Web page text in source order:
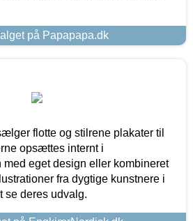
på Papapapa.dk
flotte og stilrene plakater til
opsættes internt i
med eget design eller kombineret
fra dygtige kunstnere i
se deres udvalg.